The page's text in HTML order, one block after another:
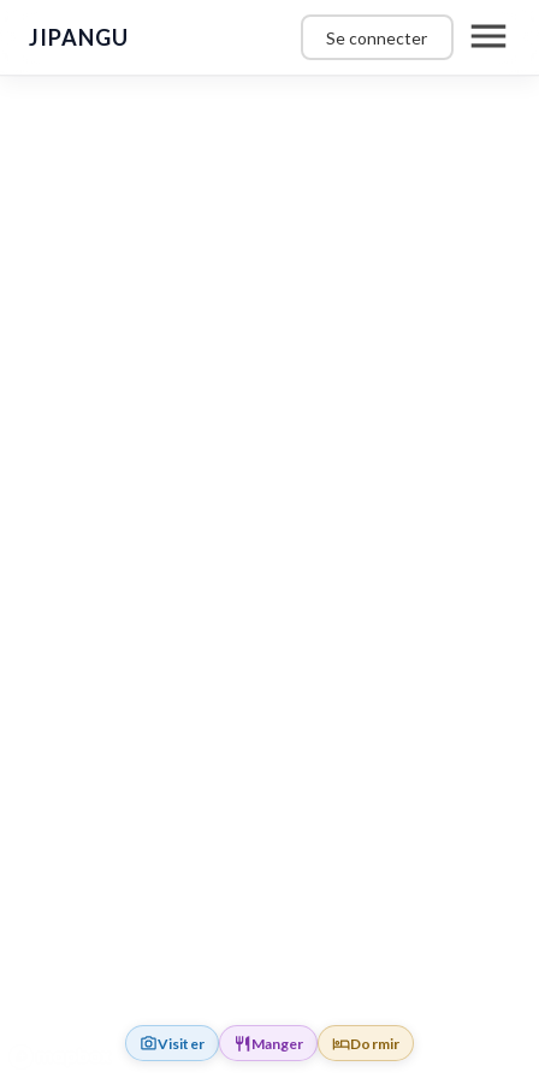
JIPANGU Se connecter
Visiter Manger Dormir